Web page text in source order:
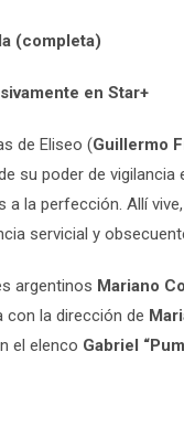
(completa)
en Star+
de Eliseo (Guillermo
su poder de
la perfección. Allí
servicial y
argentinos Mariano
con la dirección de
el elenco Gabriel